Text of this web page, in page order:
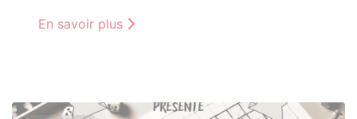
En savoir plus